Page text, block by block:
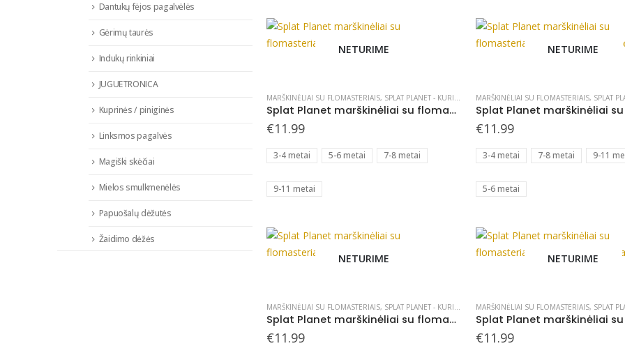
on
on
NETURIME
has
multiple
variants.
options
be
on
MARŠKINĖLIAI SU FLOMASTERIAIS, SPLAT PLANET - KURIAME
Splat Planet marškinėliai su flomasteriais, Katinėliai
€11.99
3-4 metai 5-6 metai 7-8 metai
9-11 metai
NETURIME
has
multiple
variants.
options
be
on
MARŠKINĖLIAI SU FLOMASTERIAIS, SPLAT
€11.99
3-4 metai 7-8 metai 9-11
5-6 metai
NETURIME
has
multiple
variants.
MARŠKINĖLIAI SU FLOMASTERIAIS, SPLAT PLANET - KURIAME
Splat Planet marškinėliai su flomasteriais, Flamingai
€11.99
NETURIME
has
multiple
variants.
MARŠKINĖLIAI SU FLOMASTERIAIS, SPLAT
€11.99
Dantukų fėjos pagalvėlės
Gėrimų taurės
Indukų rinkiniai
JUGUETRONICA
Kuprinės / piniginės
Linksmos pagalvės
Magiški skėčiai
Mielos smulkmenėlės
Papuošalų dėžutės
Žaidimo dėžės